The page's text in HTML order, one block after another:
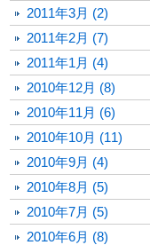
2011年3月 (2)
2011年2月 (7)
2011年1月 (4)
2010年12月 (8)
2010年11月 (6)
2010年10月 (11)
2010年9月 (4)
2010年8月 (5)
2010年7月 (5)
2010年6月 (8)